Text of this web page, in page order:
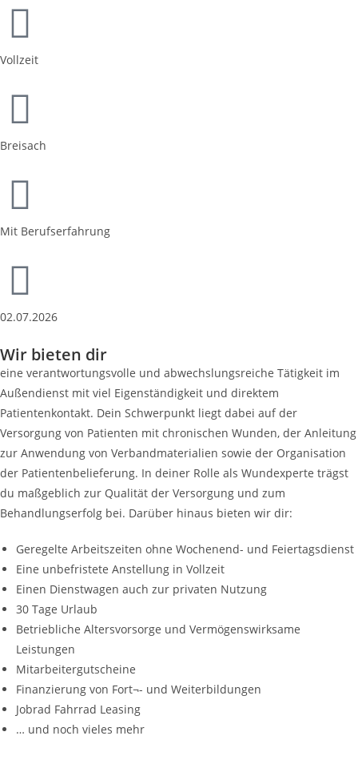
Vollzeit
Breisach
Mit Berufserfahrung
02.07.2026
Wir bieten dir
eine verantwortungsvolle und abwechslungsreiche Tätigkeit im
Außendienst mit viel Eigenständigkeit und direktem
Patientenkontakt. Dein Schwerpunkt liegt dabei auf der
Versorgung von Patienten mit chronischen Wunden, der Anleitung
zur Anwendung von Verbandmaterialien sowie der Organisation
der Patientenbelieferung. In deiner Rolle als Wundexperte trägst
du maßgeblich zur Qualität der Versorgung und zum
Behandlungserfolg bei. Darüber hinaus bieten wir dir:
Geregelte Arbeitszeiten ohne Wochenend- und Feiertagsdienst
Eine unbefristete Anstellung in Vollzeit
Einen Dienstwagen auch zur privaten Nutzung
30 Tage Urlaub
Betriebliche Altersvorsorge und Vermögenswirksame
Leistungen
Mitarbeitergutscheine
Finanzierung von Fort¬- und Weiterbildungen
Jobrad Fahrrad Leasing
… und noch vieles mehr